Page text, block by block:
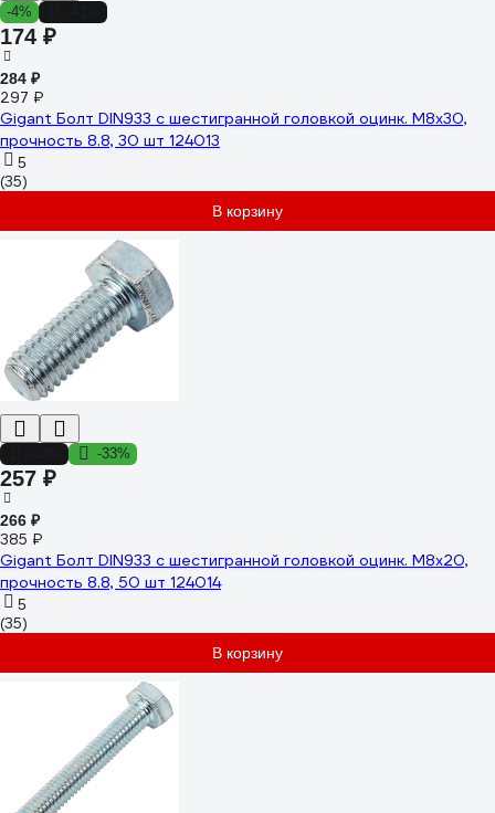
-4%
174 ₽
284 ₽
297 ₽
Gigant Болт DIN933 с шестигранной головкой оцинк. М8x30,
прочность 8.8, 30 шт 124013
5
(35)
В корзину
-33%
257 ₽
266 ₽
385 ₽
Gigant Болт DIN933 с шестигранной головкой оцинк. М8x20,
прочность 8.8, 50 шт 124014
5
(35)
В корзину